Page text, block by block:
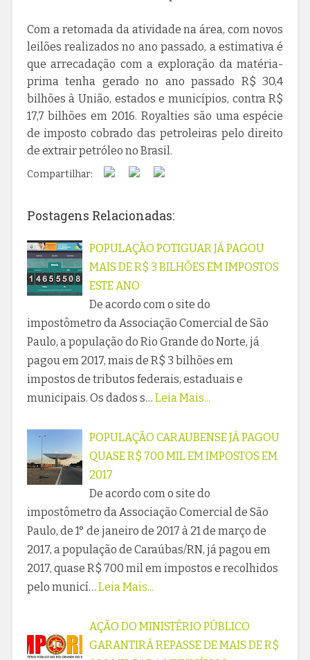
Com a retomada da atividade na área, com novos
leilões realizados no ano passado, a estimativa é
que arrecadação com a exploração da matéria-
prima tenha gerado no ano passado R$ 30,4
bilhões à União, estados e municípios, contra R$
17,7 bilhões em 2016. Royalties são uma espécie
de imposto cobrado das petroleiras pelo direito
de extrair petróleo no Brasil.
Compartilhar:
Postagens Relacionadas:
POPULAÇÃO POTIGUAR JÁ PAGOU
MAIS DE R$ 3 BILHÕES EM IMPOSTOS
ESTE ANO
De acordo com o site do
impostômetro da Associação Comercial de São
Paulo, a população do Rio Grande do Norte, já
pagou em 2017, mais de R$ 3 bilhões em
impostos de tributos federais, estaduais e
municipais. Os dados s… Leia Mais...
POPULAÇÃO CARAUBENSE JÁ PAGOU
QUASE R$ 700 MIL EM IMPOSTOS EM
2017
De acordo com o site do
impostômetro da Associação Comercial de São
Paulo, de 1° de janeiro de 2017 à 21 de março de
2017, a população de Caraúbas/RN, já pagou em
2017, quase R$ 700 mil em impostos e recolhidos
pelo municí… Leia Mais...
AÇÃO DO MINISTÉRIO PÚBLICO
GARANTIRÁ REPASSE DE MAIS DE R$